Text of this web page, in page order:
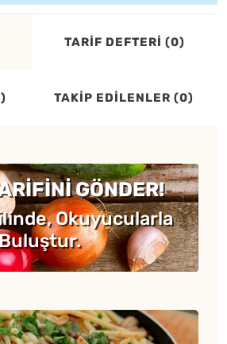
TARİF DEFTERİ (0)
TAKİP EDİLENLER (0)
GÖNDER!
Okuyucularla